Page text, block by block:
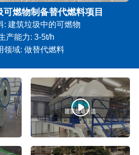
燃物制备替代燃料项目
: 建筑垃圾中的可燃物
产能力: 3-5t/h
领域: 做替代燃料